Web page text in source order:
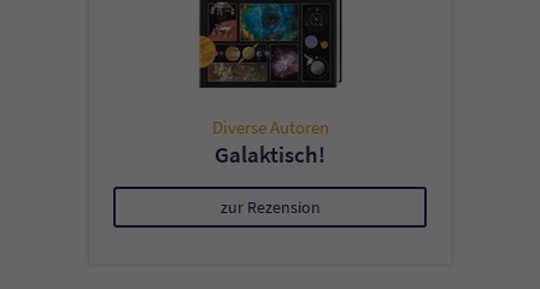
Diverse Autoren
Galaktisch!
zur Rezension